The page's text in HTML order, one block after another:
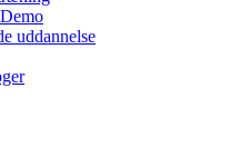
uddannelse